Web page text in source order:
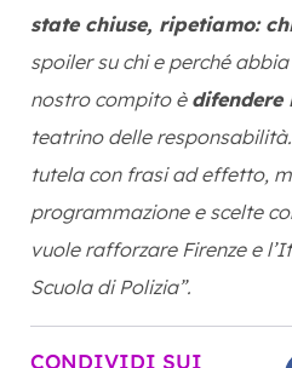
state chiuse, ripetiamo:
spoiler su chi e perché
nostro compito è difendere
teatrino delle
tutela con frasi ad effetto,
programmazione e scelte
vuole rafforzare Firenze e
Scuola di Polizia”.
CONDIVIDI SUI